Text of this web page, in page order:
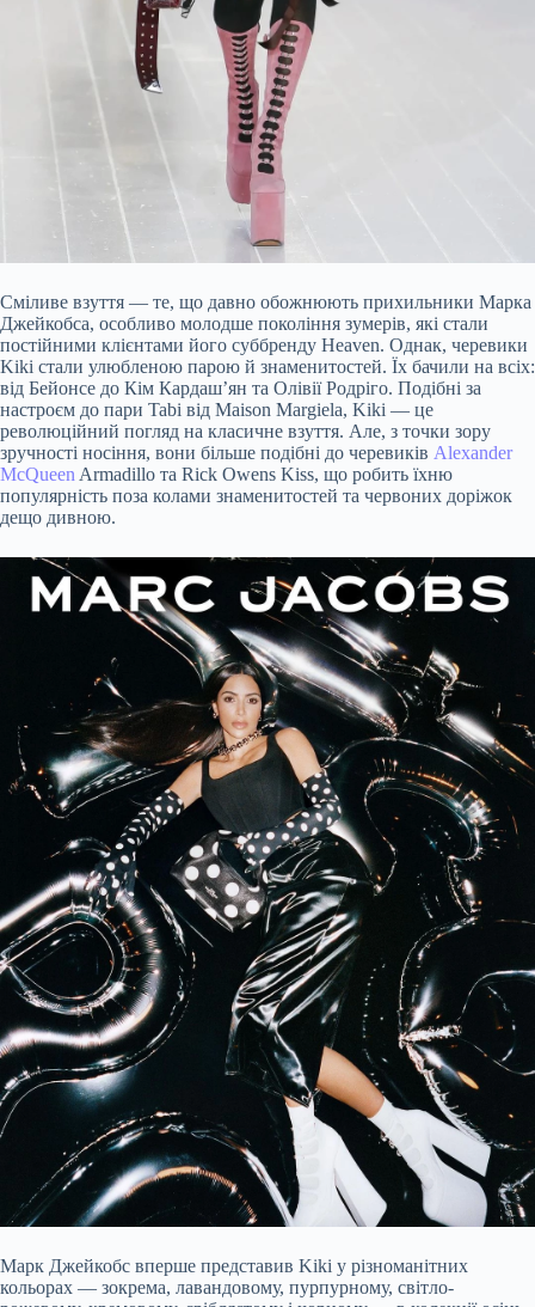
Сміливе взуття — те, що давно обожнюють прихильники Марка
Джейкобса, особливо молодше покоління зумерів, які стали
постійними клієнтами його суббренду Heaven. Однак, черевики
Kiki стали улюбленою парою й знаменитостей. Їх бачили на всіх:
від Бейонсе до Кім Кардаш’ян та Олівії Родріго. Подібні за
настроєм до пари Tabi від Maison Margiela, Kiki — це
революційний погляд на класичне взуття. Але, з точки зору
зручності носіння, вони більше подібні до черевиків Alexander
McQueen Armadillo та Rick Owens Kiss, що робить їхню
популярність поза колами знаменитостей та червоних доріжок
дещо дивною.
Марк Джейкобс вперше представив Kiki у різноманітних
кольорах — зокрема, лавандовому, пурпурному, світло-